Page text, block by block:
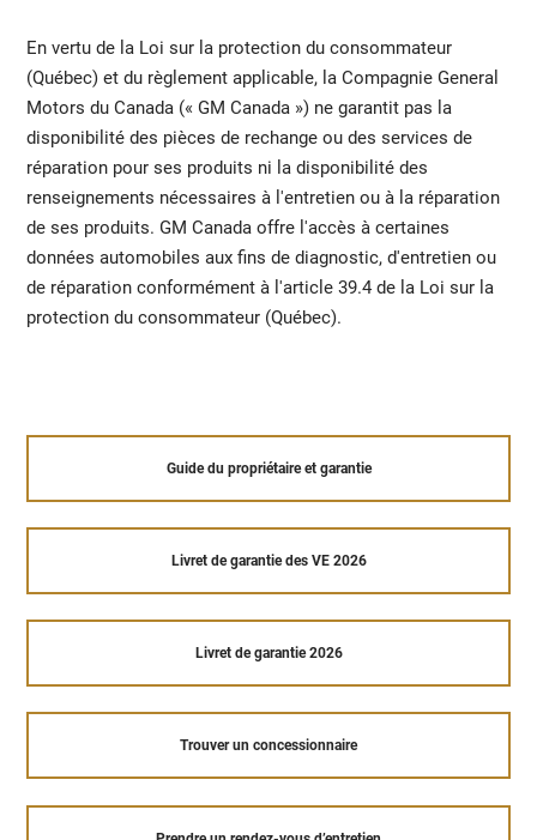
En vertu de la Loi sur la protection du consommateur
(Québec) et du règlement applicable, la Compagnie General
Motors du Canada (« GM Canada ») ne garantit pas la
disponibilité des pièces de rechange ou des services de
réparation pour ses produits ni la disponibilité des
renseignements nécessaires à l'entretien ou à la réparation
de ses produits. GM Canada offre l'accès à certaines
données automobiles aux fins de diagnostic, d'entretien ou
de réparation conformément à l'article 39.4 de la Loi sur la
protection du consommateur (Québec).
Guide du propriétaire et garantie
Livret de garantie des VE 2026
Livret de garantie 2026
Trouver un concessionnaire